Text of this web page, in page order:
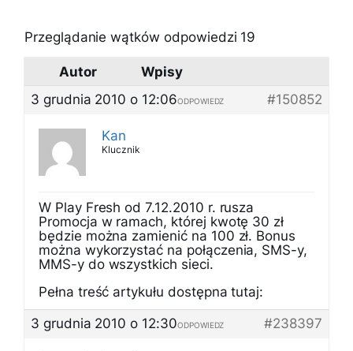
Przeglądanie wątków odpowiedzi 19
Autor
Wpisy
3 grudnia 2010 o 12:06
#150852
ODPOWIEDZ
Kan
Klucznik
W Play Fresh od 7.12.2010 r. rusza
Promocja w ramach, której kwotę 30 zł
będzie można zamienić na 100 zł. Bonus
można wykorzystać na połączenia, SMS-y,
MMS-y do wszystkich sieci.
Pełna treść artykułu dostępna tutaj:
3 grudnia 2010 o 12:30
#238397
ODPOWIEDZ